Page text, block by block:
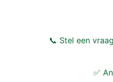
📞 Stel een vraag
✅